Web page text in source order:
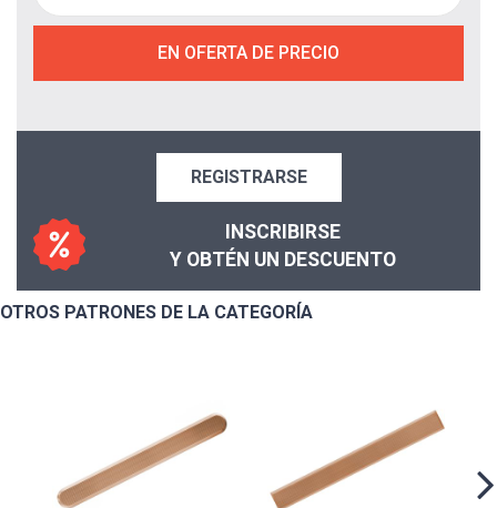
EN OFERTA DE PRECIO
REGISTRARSE
INSCRIBIRSE
Y OBTÉN UN DESCUENTO
OTROS PATRONES DE LA CATEGORÍA